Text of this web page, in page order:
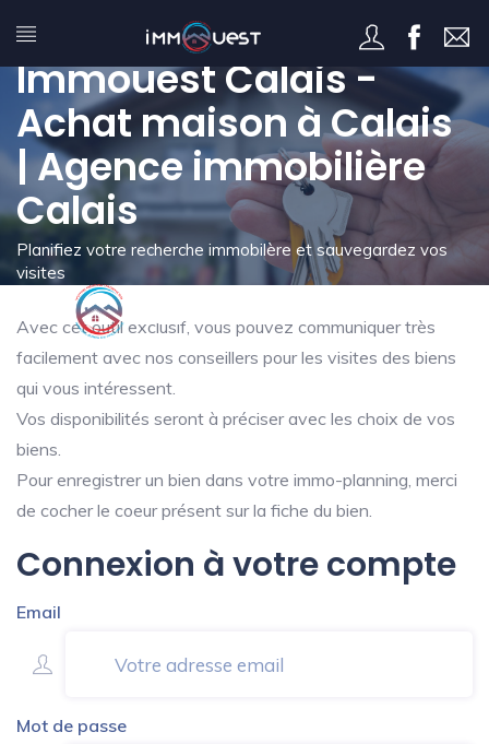
Mon immo-planning -
Immouest Calais -
Achat maison à Calais
| Agence immobilière
Calais
Planifiez votre recherche immobilère et sauvegardez vos
visites
Avec cet outil exclusif, vous pouvez communiquer très
facilement avec nos conseillers pour les visites des biens
qui vous intéressent.
Vos disponibilités seront à préciser avec les choix de vos
biens.
Pour enregistrer un bien dans votre immo-planning, merci
de cocher le coeur présent sur la fiche du bien.
Connexion à votre compte
Email
Mot de passe